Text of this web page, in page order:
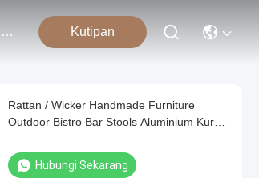
Hubungi Kami Kutipan
Rattan / Wicker Handmade Furniture
Outdoor Bistro Bar Stools Aluminium Kursi
Hubungi Sekarang